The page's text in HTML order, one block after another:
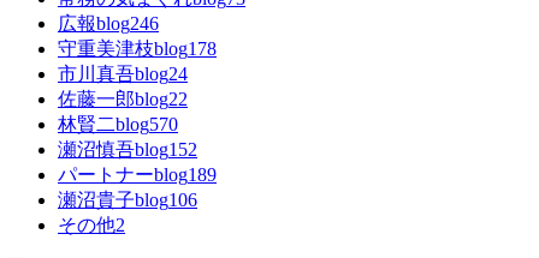
広報blog246
守重美津枝blog178
市川真吾blog24
佐藤一郎blog22
林賢二blog570
瀬沼慎吾blog152
パートナーblog189
瀬沼貴子blog106
その他2